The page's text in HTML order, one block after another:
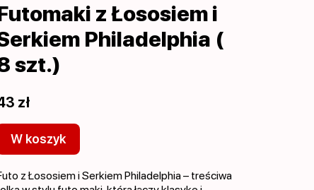
z Łososiem i
Philadelphia (
szt.)
zł
W koszyk
z Łososiem i Serkiem Philadelphia – treściwa